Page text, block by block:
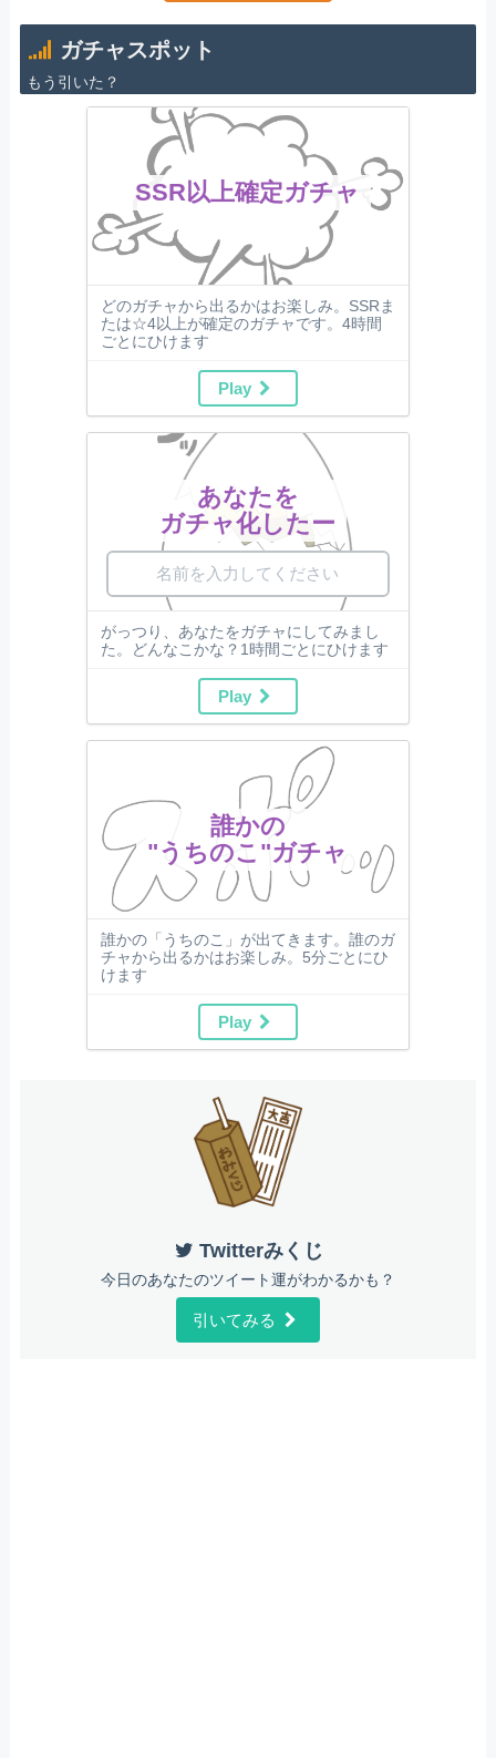
ガチャスポット
もう引いた？
SSR以上確定ガチャ
どのガチャから出るかはお楽しみ。SSRま
たは☆4以上が確定のガチャです。4時間
ごとにひけます
Play
あなたを
ガチャ化したー
がっつり、あなたをガチャにしてみまし
た。どんなこかな？1時間ごとにひけます
Play
誰かの
"うちのこ"ガチャ
誰かの「うちのこ」が出てきます。誰のガ
チャから出るかはお楽しみ。5分ごとにひ
けます
Play
Twitterみくじ
今日のあなたのツイート運がわかるかも？
引いてみる